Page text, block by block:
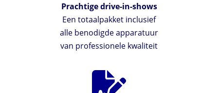
Prachtige drive-in-shows
Een totaalpakket inclusief
alle benodigde apparatuur
van professionele kwaliteit